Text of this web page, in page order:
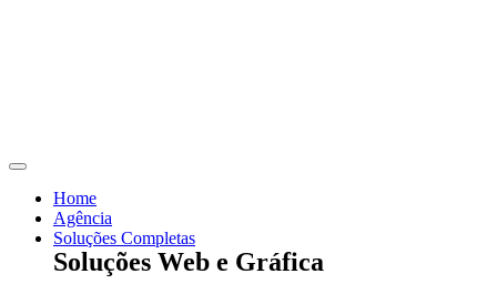
Home
Agência
Soluções Completas
Soluções Web e Gráfica